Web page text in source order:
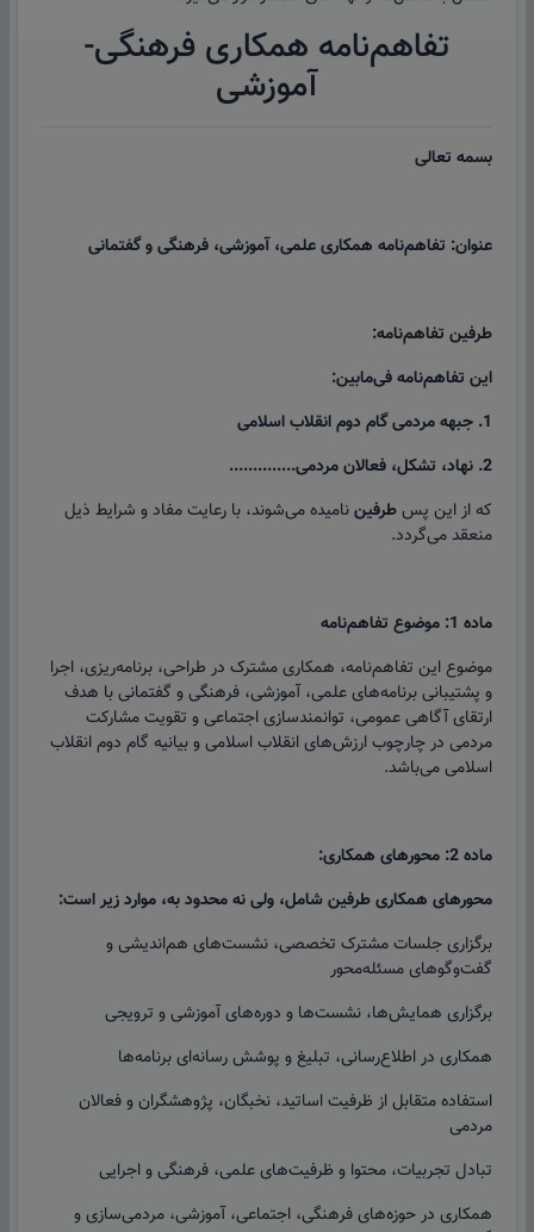
تفاهم‌نامه همکاری فرهنگی-
آموزشی
بسمه تعالی
عنوان: تفاهم‌نامه همکاری علمی، آموزشی، فرهنگی و گفتمانی
طرفین تفاهم‌نامه:
این تفاهم‌نامه فی‌مابین:
1. جبهه مردمی گام دوم انقلاب اسلامی
2. نهاد، تشکل، فعالان مردمی..............
که از این پسطرفیننامیده می‌شوند، با رعایت مفاد و شرایط ذیل
منعقد می‌گردد.
ماده 1: موضوع تفاهم‌نامه
موضوع این تفاهم‌نامه، همکاری مشترک در طراحی، برنامه‌ریزی، اجرا
و پشتیبانی برنامه‌های علمی، آموزشی، فرهنگی و گفتمانی با هدف
ارتقای آگاهی عمومی، توانمندسازی اجتماعی و تقویت مشارکت
مردمی در چارچوب ارزش‌های انقلاب اسلامی و بیانیه گام دوم انقلاب
اسلامی می‌باشد.
ماده 2: محورهای همکاری:
محورهای همکاری طرفین شامل، ولی نه محدود به، موارد زیر است:
برگزاری جلسات مشترک تخصصی، نشست‌های هم‌اندیشی و
گفت‌وگوهای مسئله‌محور
برگزاری همایش‌ها، نشست‌ها و دوره‌های آموزشی و ترویجی
همکاری در اطلاع‌رسانی، تبلیغ و پوشش رسانه‌ای برنامه‌ها
استفاده متقابل از ظرفیت اساتید، نخبگان، پژوهشگران و فعالان
مردمی
تبادل تجربیات، محتوا و ظرفیت‌های علمی، فرهنگی و اجرایی
همکاری در حوزه‌های فرهنگی، اجتماعی، آموزشی، مردمی‌سازی و